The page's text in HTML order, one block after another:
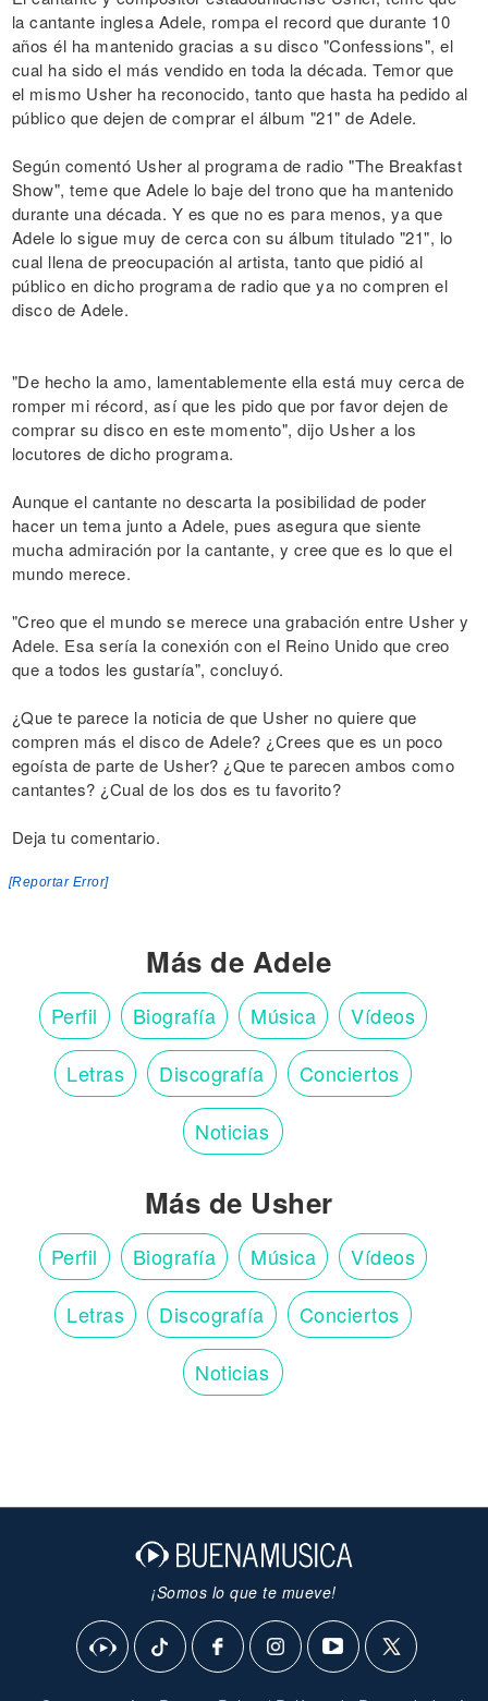
la cantante inglesa Adele, rompa el record que durante 10
años él ha mantenido gracias a su disco "Confessions", el
cual ha sido el más vendido en toda la década. Temor que
el mismo Usher ha reconocido, tanto que hasta ha pedido al
público que dejen de comprar el álbum "21" de Adele.
Según comentó Usher al programa de radio "The Breakfast
Show", teme que Adele lo baje del trono que ha mantenido
durante una década. Y es que no es para menos, ya que
Adele lo sigue muy de cerca con su álbum titulado "21", lo
cual llena de preocupación al artista, tanto que pidió al
público en dicho programa de radio que ya no compren el
disco de Adele.
"De hecho la amo, lamentablemente ella está muy cerca de
romper mi récord, así que les pido que por favor dejen de
comprar su disco en este momento", dijo Usher a los
locutores de dicho programa.
Aunque el cantante no descarta la posibilidad de poder
hacer un tema junto a Adele, pues asegura que siente
mucha admiración por la cantante, y cree que es lo que el
mundo merece.
"Creo que el mundo se merece una grabación entre Usher y
Adele. Esa sería la conexión con el Reino Unido que creo
que a todos les gustaría", concluyó.
¿Que te parece la noticia de que Usher no quiere que
compren más el disco de Adele? ¿Crees que es un poco
egoísta de parte de Usher? ¿Que te parecen ambos como
cantantes? ¿Cual de los dos es tu favorito?
Deja tu comentario.
[Reportar Error]
Más de Adele
Perfil Biografía Música Vídeos
Letras Discografía Conciertos
Noticias
Más de Usher
Perfil Biografía Música Vídeos
Letras Discografía Conciertos
Noticias
¡Somos lo que te mueve!